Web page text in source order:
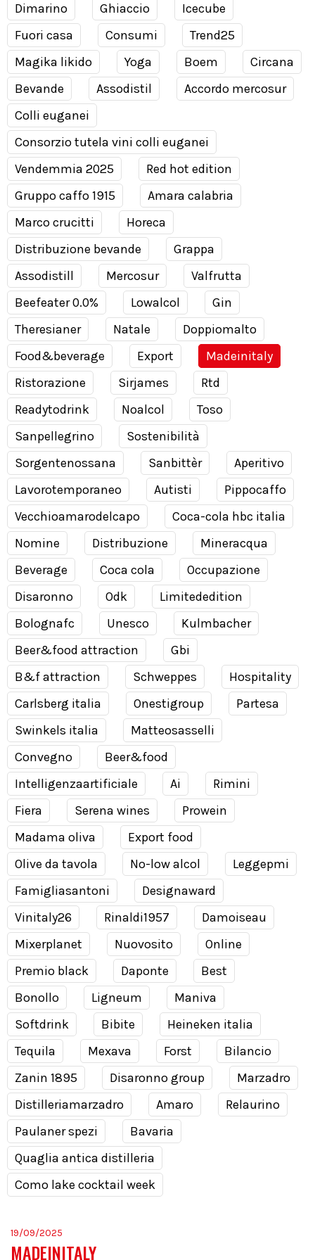
Dimarino
Ghiaccio
Icecube
Fuori casa
Consumi
Trend25
Magika likido
Yoga Boem
Circana
Bevande
Assodistil
Accordo mercosur
Colli euganei
Consorzio tutela vini colli euganei
Vendemmia 2025
Red hot edition
Gruppo caffo 1915
Amara calabria
Marco crucitti
Horeca
Distribuzione bevande
Grappa
Assodistill
Mercosur
Valfrutta
Beefeater 0.0%
Lowalcol
Gin
Theresianer
Natale
Doppiomalto
Food&beverage
Export
Madeinitaly
Ristorazione
Sirjames
Rtd
Readytodrink
Noalcol
Toso
Sanpellegrino
Sostenibilità
Sorgentenossana
Sanbittèr
Aperitivo
Lavorotemporaneo
Autisti
Pippocaffo
Vecchioamarodelcapo
Coca-cola hbc italia
Nomine
Distribuzione
Mineracqua
Beverage
Coca cola
Occupazione
Disaronno
Odk
Limitededition
Bolognafc
Unesco
Kulmbacher
Beer&food attraction
Gbi
B&f attraction
Schweppes
Hospitality
Carlsberg italia
Onestigroup
Partesa
Swinkels italia
Matteosasselli
Convegno
Beer&food
Intelligenzaartificiale
Ai
Rimini
Fiera
Serena wines
Prowein
Madama oliva
Export food
Olive da tavola
No-low alcol
Leggepmi
Famigliasantoni
Designaward
Vinitaly26
Rinaldi1957
Damoiseau
Mixerplanet
Nuovosito
Online
Premio black
Daponte
Best
Bonollo
Ligneum
Maniva
Softdrink
Bibite
Heineken italia
Tequila
Mexava Forst
Bilancio
Zanin 1895
Disaronno group
Marzadro
Distilleriamarzadro
Amaro
Relaurino
Paulaner spezi
Bavaria
Quaglia antica distilleria
Como lake cocktail week
19/09/2025
MADEINITALY